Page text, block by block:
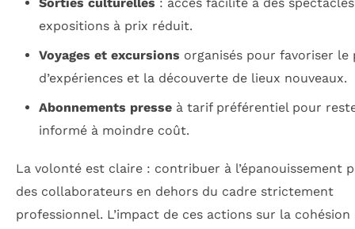
expositions à prix réduit.
Voyages et excursions organisés pour favoriser le
d’expériences et la découverte de lieux nouveaux.
Abonnements presseà tarif préférentiel pour
informé à moindre coût.
La volonté est claire : contribuer à l’épanouissement
des collaborateurs en dehors du cadre strictement
professionnel. L’impact de ces actions sur la cohésion